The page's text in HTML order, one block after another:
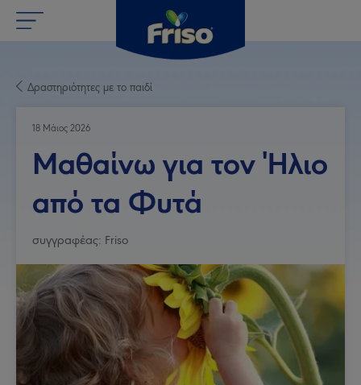
Δραστηριότητες με το παιδί
18 Μάιος 2026
Μαθαίνω για τον Ήλιο
από τα Φυτά
συγγραφέας: Friso